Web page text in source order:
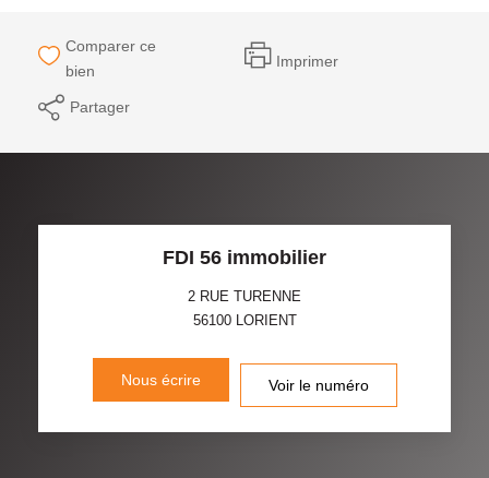
Comparer ce
bien
Imprimer
Partager
FDI 56 immobilier
2 RUE TURENNE
56100 LORIENT
Nous écrire Voir le numéro